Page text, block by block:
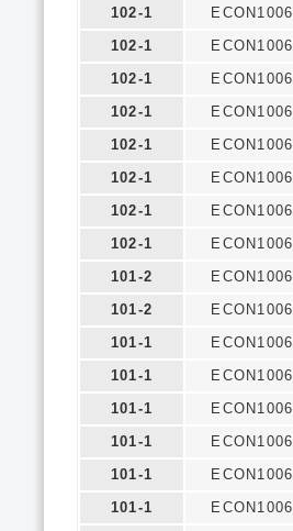
102-1
ECON1006
102-1
ECON1006
102-1
ECON1006
102-1
ECON1006
102-1
ECON1006
102-1
ECON1006
102-1
ECON1006
102-1
ECON1006
101-2
ECON1006
101-2
ECON1006
101-1
ECON1006
101-1
ECON1006
101-1
ECON1006
101-1
ECON1006
101-1
ECON1006
101-1
ECON1006